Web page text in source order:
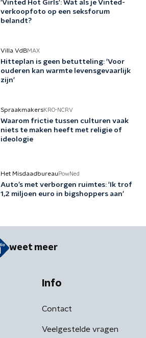
'Vinted Hot Girls': Wat als je Vinted-
verkoopfoto op een seksforum
belandt?
Villa VdBMAX
Hitteplan is geen betutteling: 'Voor
ouderen kan warmte levensgevaarlijk
zijn'
SpraakmakersKRO-NCRV
Waarom frictie tussen culturen vaak
niets te maken heeft met religie of
ideologie
Het Misdaadbureau PowNed
Auto’s met verborgen ruimtes: 'Ik trof
1,2 miljoen euro in bigshoppers aan'
weet meer
Info
Contact
Veelgestelde vragen